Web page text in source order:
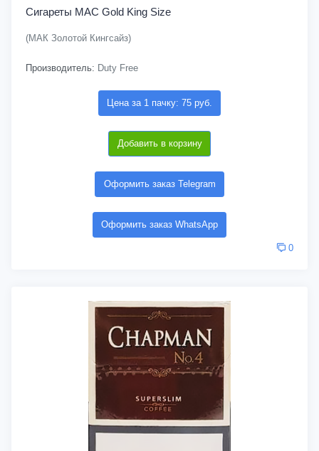
Сигареты MAC Gold King Size
(МАК Золотой Кингсайз)
Производитель: Duty Free
Цена за 1 пачку: 75 руб.
Добавить в корзину
Оформить заказ Telegram
Оформить заказ WhatsApp
0